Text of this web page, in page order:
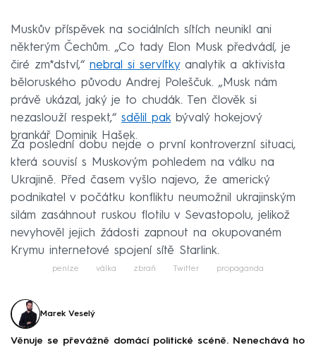
Muskův příspěvek na sociálních sítích neunikl ani
některým Čechům. „Co tady Elon Musk předvádí, je
čiré zm*dství,“ nebral si servítkyanalytik a aktivista
běloruského původu Andrej Poleščuk. „Musk nám
právě ukázal, jaký je to chudák. Ten člověk si
nezaslouží respekt,“ sdělil pakbývalý hokejový
brankář Dominik Hašek.
Za poslední dobu nejde o první kontroverzní situaci,
která souvisí s Muskovým pohledem na válku na
Ukrajině. Před časem vyšlo najevo, že americký
podnikatel v počátku konfliktu neumožnil ukrajinským
silám zasáhnout ruskou flotilu v Sevastopolu, jelikož
nevyhověl jejich žádosti zapnout na okupovaném
Krymu internetové spojení sítě Starlink.
peníze válka zbraň Twitter propaganda
Marek Veselý
Věnuje se převážně domácí politické scéně. Nenechává ho